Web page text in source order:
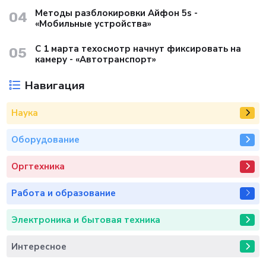
04
Методы разблокировки Айфон 5s -
«Мобильные устройства»
05
С 1 марта техосмотр начнут фиксировать на
камеру - «Автотранспорт»
Навигация
Наука
Оборудование
Оргтехника
Работа и образование
Электроника и бытовая техника
Интересное